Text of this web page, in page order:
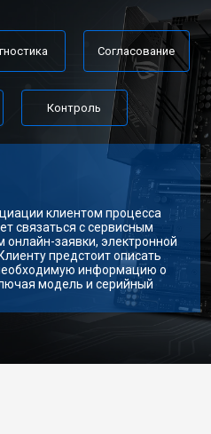
Согласование
Контроль
клиентом процесса
связаться с сервисным
онлайн-заявки, электронной
предстоит описать
информацию о
модель и серийный